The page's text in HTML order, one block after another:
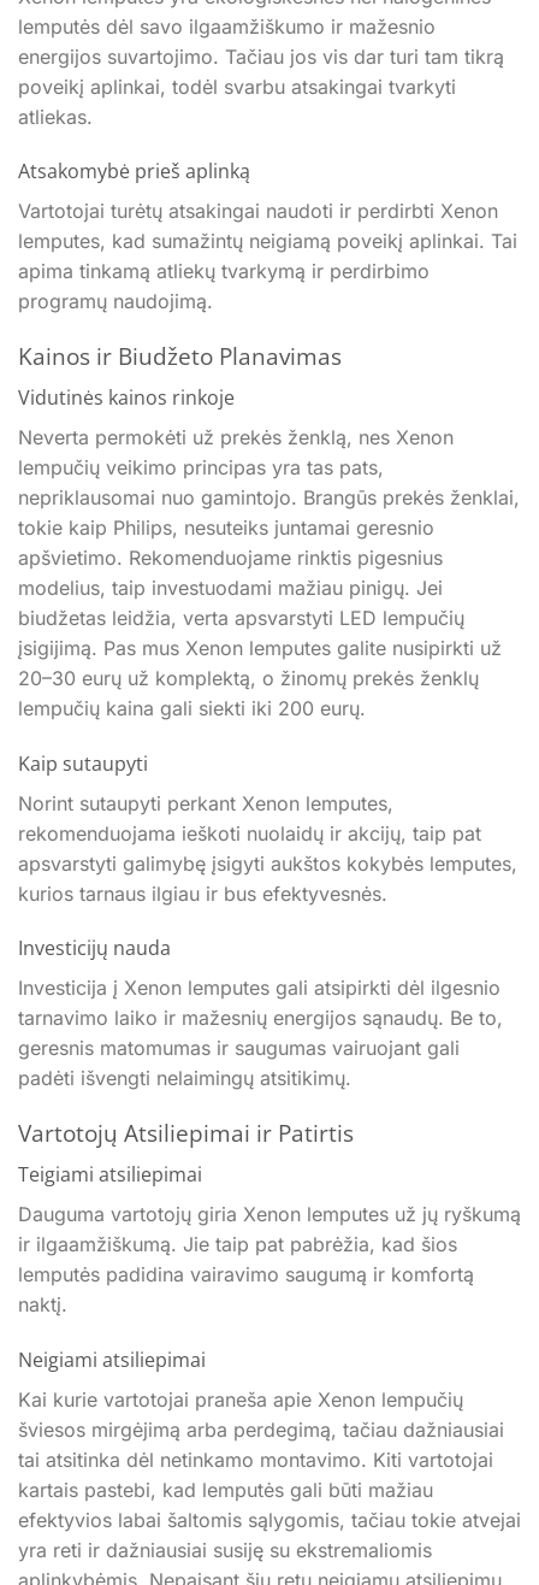
lemputės dėl savo ilgaamžiškumo ir mažesnio
energijos suvartojimo. Tačiau jos vis dar turi tam tikrą
poveikį aplinkai, todėl svarbu atsakingai tvarkyti
atliekas.
Atsakomybė prieš aplinką
Vartotojai turėtų atsakingai naudoti ir perdirbti Xenon
lemputes, kad sumažintų neigiamą poveikį aplinkai. Tai
apima tinkamą atliekų tvarkymą ir perdirbimo
programų naudojimą.
Kainos ir Biudžeto Planavimas
Vidutinės kainos rinkoje
Neverta permokėti už prekės ženklą, nes Xenon
lempučių veikimo principas yra tas pats,
nepriklausomai nuo gamintojo. Brangūs prekės ženklai,
tokie kaip Philips, nesuteiks juntamai geresnio
apšvietimo. Rekomenduojame rinktis pigesnius
modelius, taip investuodami mažiau pinigų. Jei
biudžetas leidžia, verta apsvarstyti LED lempučių
įsigijimą. Pas mus Xenon lemputes galite nusipirkti už
20–30 eurų už komplektą, o žinomų prekės ženklų
lempučių kaina gali siekti iki 200 eurų.
Kaip sutaupyti
Norint sutaupyti perkant Xenon lemputes,
rekomenduojama ieškoti nuolaidų ir akcijų, taip pat
apsvarstyti galimybę įsigyti aukštos kokybės lemputes,
kurios tarnaus ilgiau ir bus efektyvesnės.
Investicijų nauda
Investicija į Xenon lemputes gali atsipirkti dėl ilgesnio
tarnavimo laiko ir mažesnių energijos sąnaudų. Be to,
geresnis matomumas ir saugumas vairuojant gali
padėti išvengti nelaimingų atsitikimų.
Vartotojų Atsiliepimai ir Patirtis
Teigiami atsiliepimai
Dauguma vartotojų giria Xenon lemputes už jų ryškumą
ir ilgaamžiškumą. Jie taip pat pabrėžia, kad šios
lemputės padidina vairavimo saugumą ir komfortą
naktį.
Neigiami atsiliepimai
Kai kurie vartotojai praneša apie Xenon lempučių
šviesos mirgėjimą arba perdegimą, tačiau dažniausiai
tai atsitinka dėl netinkamo montavimo. Kiti vartotojai
kartais pastebi, kad lemputės gali būti mažiau
efektyvios labai šaltomis sąlygomis, tačiau tokie atvejai
yra reti ir dažniausiai susiję su ekstremaliomis
aplinkybėmis. Nepaisant šių retų neigiamų atsiliepimų,